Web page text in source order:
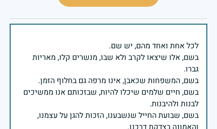
בשם, אלו שיצאו לקרב ולא שבו, מנשרים קלו, מאריות
בשם, חיים שלמים שיכלו להיות, שבזכותם אנו ממשיכים
בשם, שבועת החייל שנשבענו, הזכות להגן על עצמנו,